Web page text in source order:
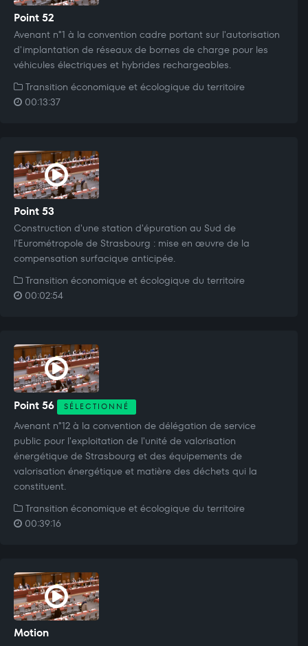
Point 52
Avenant n°1 à la convention cadre portant sur l'autorisation
d'implantation de réseaux de bornes de charge pour les
véhicules électriques et hybrides rechargeables.
Transition économique et écologique du territoire
00:13:37
Point 53
Construction d'une station d'épuration au Sud de
l'Eurométropole de Strasbourg : mise en œuvre de la
compensation surfacique anticipée.
Transition économique et écologique du territoire
00:02:54
Point 56 SÉLECTIONNÉ
Avenant n°12 à la convention de délégation de service
public pour l'exploitation de l'unité de valorisation
énergétique de Strasbourg et des équipements de
valorisation énergétique et matière des déchets qui la
constituent.
Transition économique et écologique du territoire
00:39:16
Motion